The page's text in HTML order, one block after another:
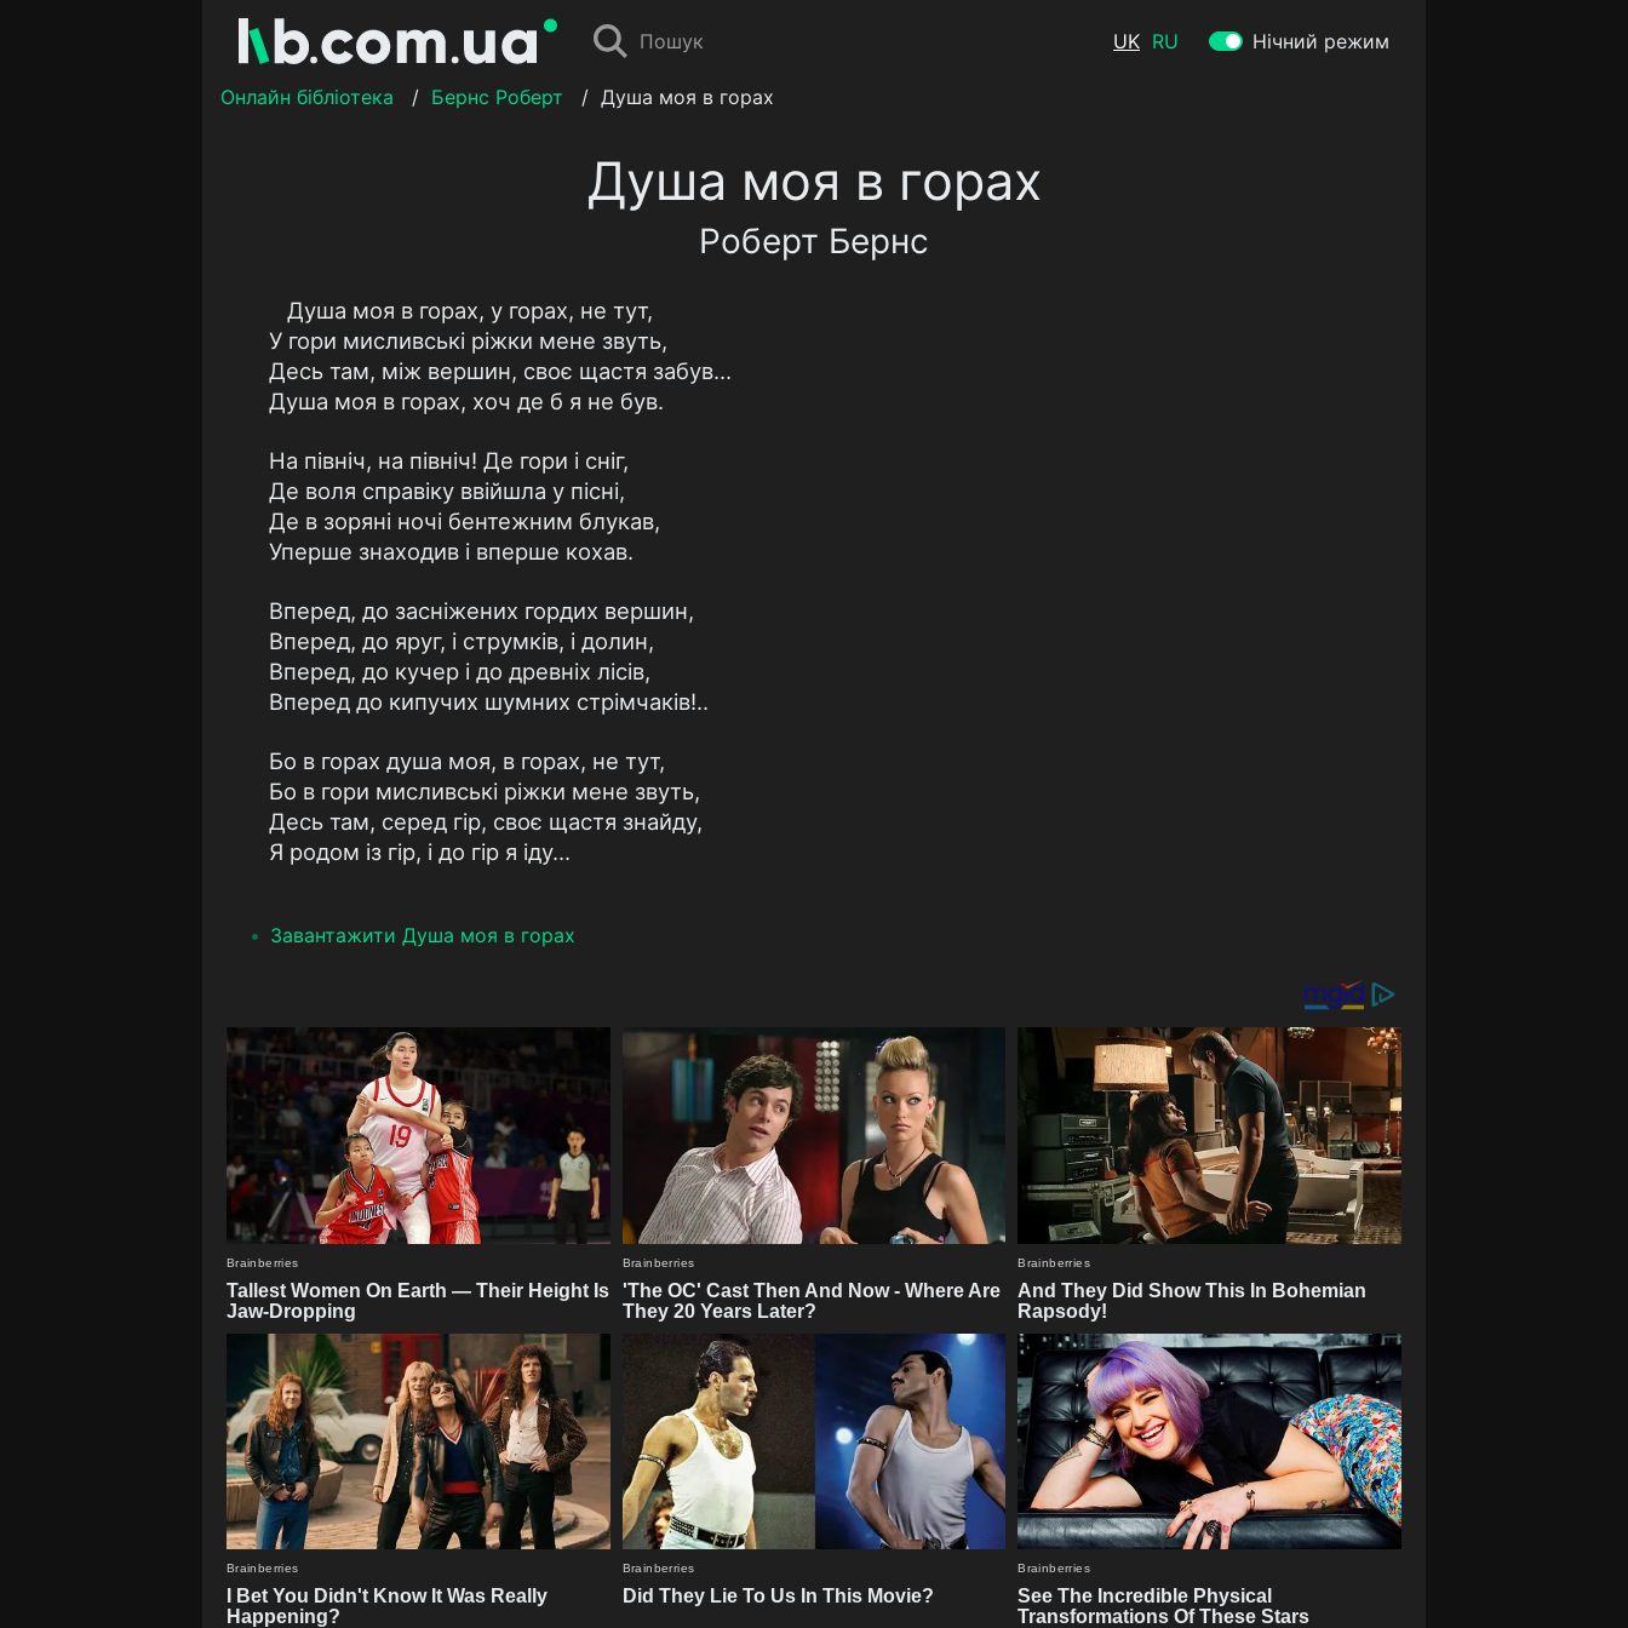
Пошук UK RU Нічний режим
Онлайн бібліотека / Бернс Роберт / Душа моя в горах
Душа моя в горах
Роберт Бернс
Душа моя в горах, у горах, не тут,
У гори мисливські ріжки мене звуть,
Десь там, між вершин, своє щастя забув...
Душа моя в горах, хоч де б я не був.
На північ, на північ! Де гори і сніг,
Де воля справіку ввійшла у пісні,
Де в зоряні ночі бентежним блукав,
Уперше знаходив і вперше кохав.
Вперед, до засніжених гордих вершин,
Вперед, до яруг, і струмків, і долин,
Вперед, до кучер і до древніх лісів,
Вперед до кипучих шумних стрімчаків!..
Бо в горах душа моя, в горах, не тут,
Бо в гори мисливські ріжки мене звуть,
Десь там, серед гір, своє щастя знайду,
Я родом із гір, і до гір я іду...
Завантажити Душа моя в горах